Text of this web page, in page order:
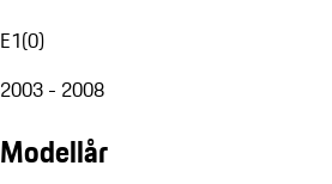
E1(0)
2003 - 2008
Modellår